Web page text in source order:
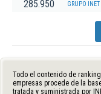
285.950 GRUPO INET
Todo el contenido de
empresas procede de la
tratada y suministrada por